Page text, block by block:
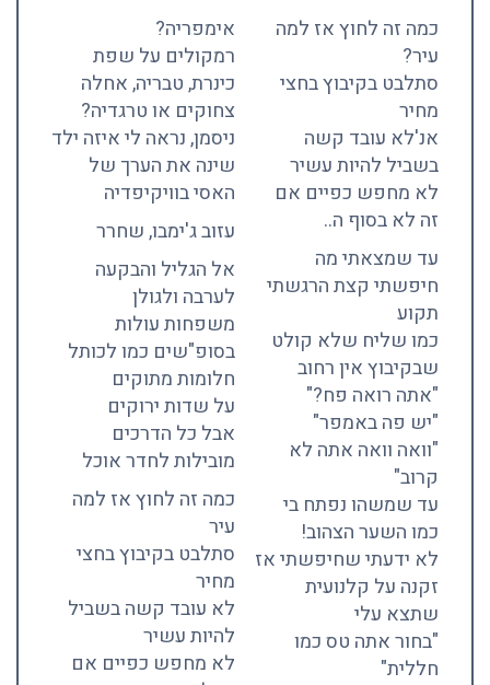
כמה זה לחוץ אז למה
עיר?
סתלבט בקיבוץ בחצי
מחיר
אנ'לא עובד קשה
בשביל להיות עשיר
לא מחפש כפיים אם
זה לא בסוף ה..
עד שמצאתי מה
חיפשתי קצת הרגשתי
תקוע
כמו שליח שלא קולט
שבקיבוץ אין רחוב
"אתה רואה פח?"
"יש פה באמפר"
"וואה וואה אתה לא
קרוב"
עד שמשהו נפתח בי
כמו השער הצהוב!
לא ידעתי שחיפשתי אז
זקנה על קלנועית
שתצא עלי
"בחור אתה טס כמו
חללית"
אימפריה?
רמקולים על שפת
כינרת, טבריה, אחלה
צחוקים או טרגדיה?
ניסמן, נראה לי איזה ילד
שינה את הערך של
האסי בוויקיפדיה
עזוב ג'ימבו, שחרר
אל הגליל והבקעה
לערבה ולגולן
משפחות עולות
בסופ"שים כמו לכותל
חלומות מתוקים
על שדות ירוקים
אבל כל הדרכים
מובילות לחדר אוכל
כמה זה לחוץ אז למה
עיר
סתלבט בקיבוץ בחצי
מחיר
לא עובד קשה בשביל
להיות עשיר
לא מחפש כפיים אם